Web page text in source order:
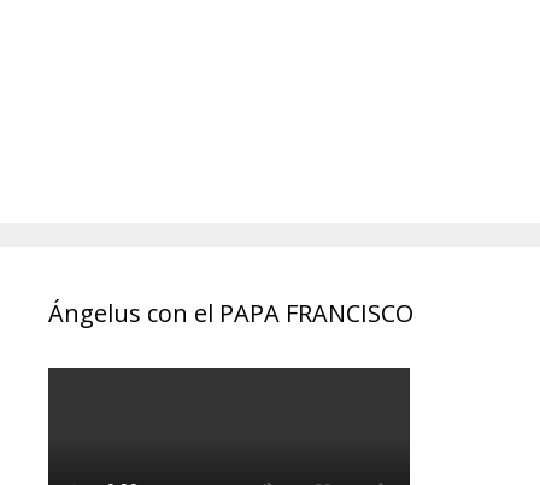
Ángelus con el PAPA FRANCISCO